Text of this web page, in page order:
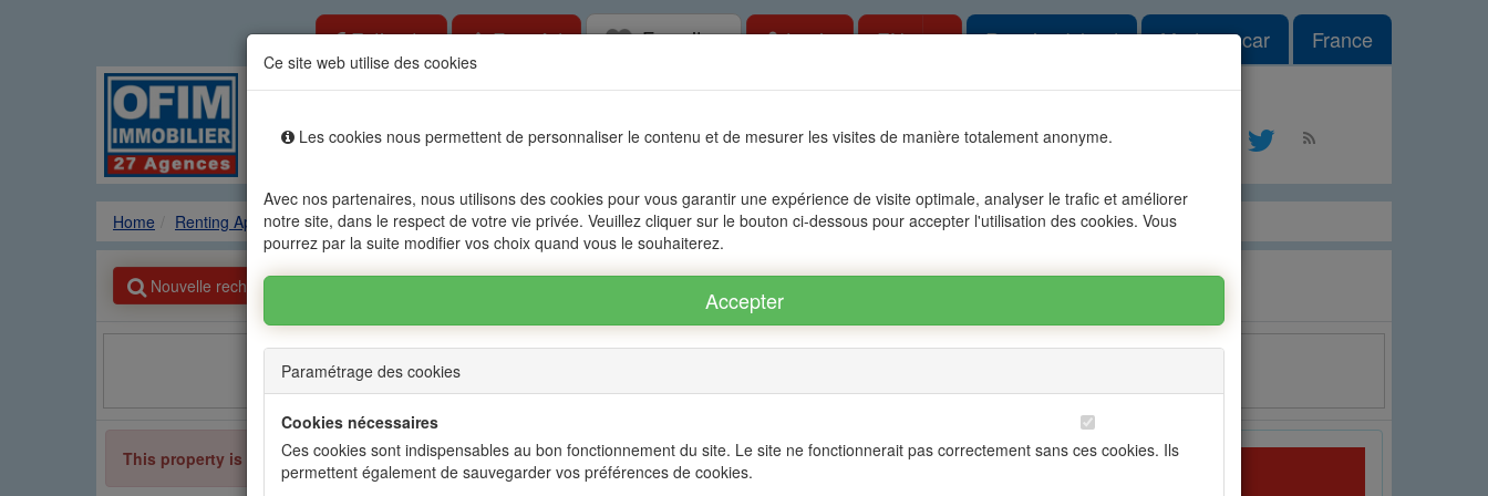
Ce site web utilise des cookies
Les cookies nous permettent de personnaliser le contenu et de mesurer les visites de manière totalement anonyme.
Avec nos partenaires, nous utilisons des cookies pour vous garantir une expérience de visite optimale, analyser le trafic et améliorer
notre site, dans le respect de votre vie privée. Veuillez cliquer sur le bouton ci-dessous pour accepter l'utilisation des cookies. Vous
pourrez par la suite modifier vos choix quand vous le souhaiterez.
Paramétrage des cookies
Cookies nécessaires
Ces cookies sont indispensables au bon fonctionnement du site. Le site ne fonctionnerait pas correctement sans ces cookies. Ils
permettent également de sauvegarder vos préférences de cookies.
Estimate Free Ad Favorites Login EN Toggle Dropdown
Reunion Island Madagascar France
Agencies Renting Sales Accessible to foreigners Management The group OFIM Contact
Home Renting Apartment FLIC EN FLAC - ALBION Renting Apartment FLIC EN FLAC - ALBION ref.: 27A71042
Nouvelle recherche
×
This property is no longer available